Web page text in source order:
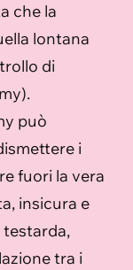
che la
lontana
di
può
i
fuori la vera
insicura e
testarda,
tra i